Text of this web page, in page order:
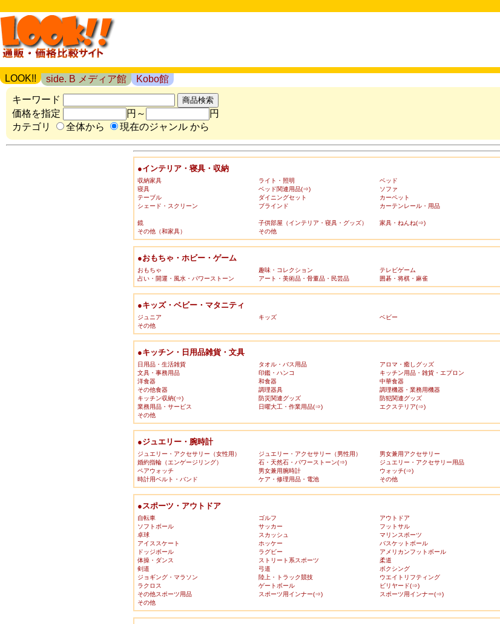
LOOK!! side. B メディア館
Kobo館
キーワード
価格を指定
円～
円
カテゴリ
全体から 現在のジャンル から
●インテリア・寝具・収納
収納家具 ライト・照明 ベッド
寝具
ベッド関連用品(⇒) ソファ
テーブル
ダイニングセット カーペット
シェード・スクリーン
ブラインド カーテンレール・用品
鏡
子供部屋（インテリア・寝具・グッズ） 家具・ねんね(⇒)
その他（和家具）
その他
●おもちゃ・ホビー・ゲーム
おもちゃ 趣味・コレクション テレビゲーム
占い・開運・風水・パワーストーン
アート・美術品・骨董品・民芸品 囲碁・将棋・麻雀
●キッズ・ベビー・マタニティ
ジュニア キッズ ベビー
その他
●キッチン・日用品雑貨・文具
日用品・生活雑貨 タオル・バス用品 アロマ・癒しグッズ
文具・事務用品
印鑑・ハンコ キッチン用品・雑貨・エプロン
洋食器
和食器 中華食器
その他食器
調理器具 調理機器・業務用機器
キッチン収納(⇒)
防災関連グッズ 防犯関連グッズ
業務用品・サービス
日曜大工・作業用品(⇒) エクステリア(⇒)
その他
●ジュエリー・腕時計
ジュエリー・アクセサリー（女性用） ジュエリー・アクセサリー（男性用） 男女兼用アクセサリー
婚約指輪（エンゲージリング）
石・天然石・パワーストーン(⇒) ジュエリー・アクセサリー用品
ペアウォッチ
男女兼用腕時計 ウォッチ(⇒)
時計用ベルト・バンド
ケア・修理用品・電池 その他
●スポーツ・アウトドア
自転車 ゴルフ アウトドア
ソフトボール
サッカー フットサル
卓球
スカッシュ マリンスポーツ
アイススケート
ホッケー バスケットボール
ドッジボール
ラグビー アメリカンフットボール
体操・ダンス
ストリート系スポーツ 柔道
剣道
弓道 ボクシング
ジョギング・マラソン
陸上・トラック競技 ウエイトリフティング
ラクロス
ゲートボール ビリヤード(⇒)
その他スポーツ用品
スポーツ用インナー(⇒) スポーツ用インナー(⇒)
その他